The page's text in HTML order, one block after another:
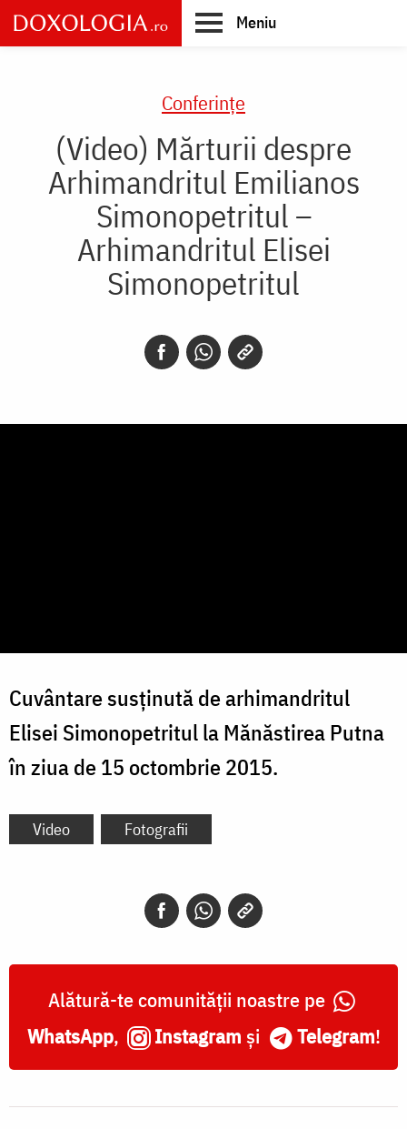
Skip
to
main
Meniu
Conferințe
(Video) Mărturii despre
Arhimandritul Emilianos
Simonopetritul –
Arhimandritul Elisei
Simonopetritul
Cuvântare susținută de arhimandritul
Elisei Simonopetritul la Mănăstirea Putna
în ziua de 15 octombrie 2015.
Video Fotografii
Alătură-te comunității noastre pe
WhatsApp, Instagram și Telegram!